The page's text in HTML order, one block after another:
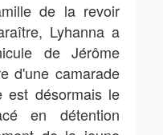
de la revoir
Lyhanna a
de Jérôme
d'une camarade
est désormais le
en détention